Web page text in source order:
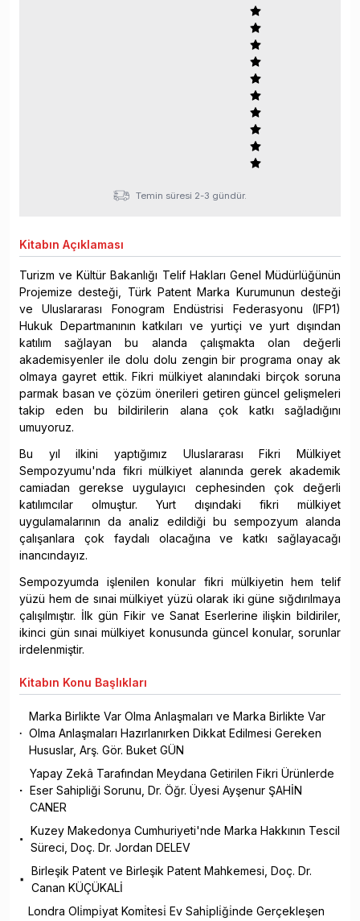
Temin süresi 2-3 gündür.
Kitabın Açıklaması
Turizm ve Kültür Bakanlığı Telif Hakları Genel Müdürlüğünün
Projemize desteği, Türk Patent Marka Kurumunun desteği
ve Uluslararası Fonogram Endüstrisi Federasyonu (IFP1)
Hukuk Departmanının katkıları ve yurtiçi ve yurt dışından
katılım sağlayan bu alanda çalışmakta olan değerli
akademisyenler ile dolu dolu zengin bir programa onay ak
olmaya gayret ettik. Fikri mülkiyet alanındaki birçok soruna
parmak basan ve çözüm önerileri getiren güncel gelişmeleri
takip eden bu bildirilerin alana çok katkı sağladığını
umuyoruz.
Bu yıl ilkini yaptığımız Uluslararası Fikri Mülkiyet
Sempozyumu'nda fikri mülkiyet alanında gerek akademik
camiadan gerekse uygulayıcı cephesinden çok değerli
katılımcılar olmuştur. Yurt dışındaki fikri mülkiyet
uygulamalarının da analiz edildiği bu sempozyum alanda
çalışanlara çok faydalı olacağına ve katkı sağlayacağı
inancındayız.
Sempozyumda işlenilen konular fikri mülkiyetin hem telif
yüzü hem de sınai mülkiyet yüzü olarak iki güne sığdırılmaya
çalışılmıştır. İlk gün Fikir ve Sanat Eserlerine ilişkin bildiriler,
ikinci gün sınai mülkiyet konusunda güncel konular, sorunlar
irdelenmiştir.
Kitabın Konu Başlıkları
Marka Birlikte Var Olma Anlaşmaları ve Marka Birlikte Var
Olma Anlaşmaları Hazırlanırken Dikkat Edilmesi Gereken
Hususlar, Arş. Gör. Buket GÜN
Yapay Zekâ Tarafından Meydana Getirilen Fikri Ürünlerde
Eser Sahipliği Sorunu, Dr. Öğr. Üyesi Ayşenur ŞAHİN
CANER
Kuzey Makedonya Cumhuriyeti'nde Marka Hakkının Tescil
Süreci, Doç. Dr. Jordan DELEV
Birleşik Patent ve Birleşik Patent Mahkemesi, Doç. Dr.
Canan KÜÇÜKALİ
Londra Oli̇mpi̇yat Komi̇tesi̇ Ev Sahi̇pli̇ği̇nde Gerçekleşen